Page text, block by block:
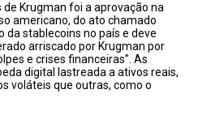
Krugman foi a aprovação na
americano, do ato chamado
da stablecoins no país e deve
arriscado por Krugman por
e crises financeiras”. As
digital lastreada a ativos reais,
voláteis que outras, como o